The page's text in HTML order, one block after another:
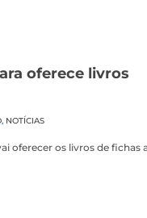
oferece livros
, NOTÍCIAS
oferecer os livros de fichas